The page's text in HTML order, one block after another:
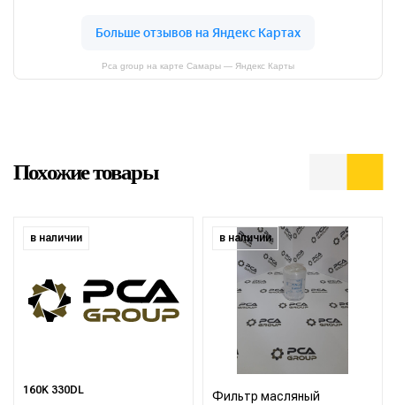
Pca group на карте Самары — Яндекс Карты
Похожие товары
в наличии
160K 330DL
в наличии
Фильтр масляный